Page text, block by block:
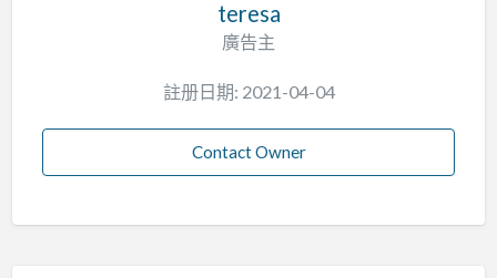
teresa
廣告主
註册日期: 2021-04-04
Contact Owner